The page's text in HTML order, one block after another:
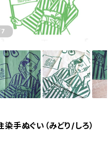
ぬぐい（みどり/しろ）